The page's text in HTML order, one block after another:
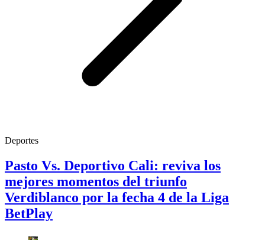
Deportes
Pasto Vs. Deportivo Cali: reviva los
mejores momentos del triunfo
Verdiblanco por la fecha 4 de la Liga
BetPlay